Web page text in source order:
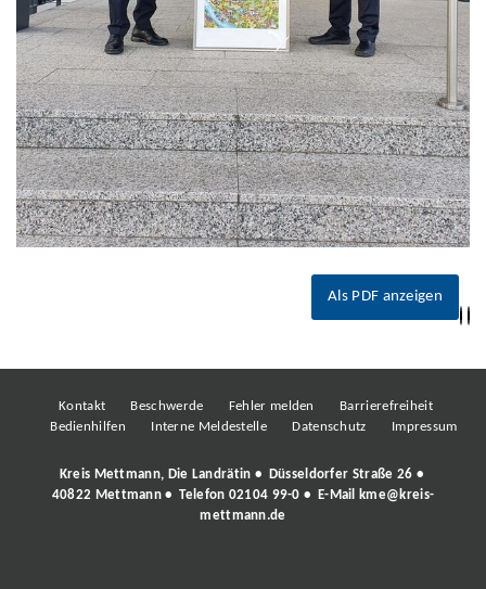
Als PDF anzeigen
Kontakt Beschwerde Fehler melden
Barrierefreiheit
Bedienhilfen
Interne Meldestelle Datenschutz Impressum
Kreis Mettmann, Die Landrätin • Düsseldorfer Straße 26 •
40822 Mettmann • Telefon 02104 99-0 • E-Mail
kme@kreis-
mettmann.de